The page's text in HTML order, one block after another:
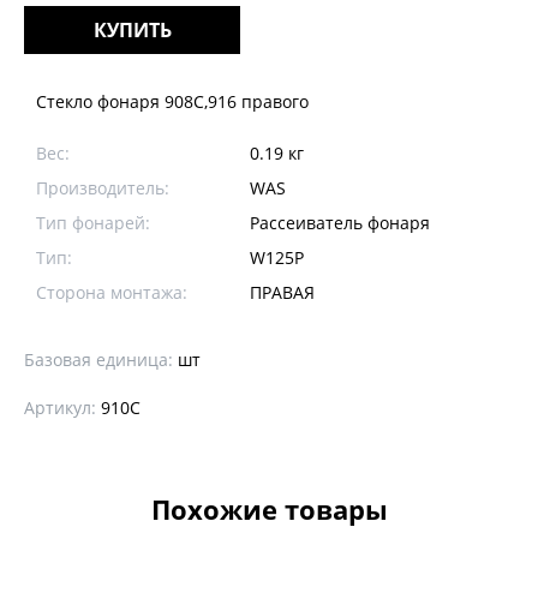
КУПИТЬ
Стекло фонаря 908C,916 правого
Вес:
0.19 кг
Производитель:
WAS
Тип фонарей:
Рассеиватель фонаря
Тип:
W125P
Сторона монтажа:
ПРАВАЯ
Базовая единица: шт
Артикул: 910C
Похожие товары